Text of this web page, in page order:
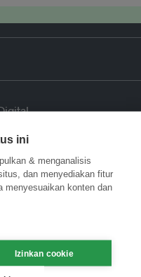
ini
& menganalisis
dan menyediakan fitur
menyesuaikan konten dan
Izinkan cookie